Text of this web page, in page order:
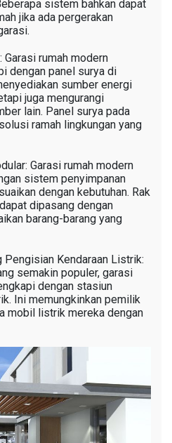
sistem bahkan dapat
jika ada pergerakan
Garasi rumah modern
dengan panel surya di
sumber energi
juga mengurangi
lain. Panel surya pada
ramah lingkungan yang
Garasi rumah modern
sistem penyimpanan
dengan kebutuhan. Rak
dipasang dengan
barang-barang yang
Pengisian Kendaraan Listrik:
semakin populer, garasi
dengan stasiun
Ini memungkinkan pemilik
mobil listrik mereka dengan